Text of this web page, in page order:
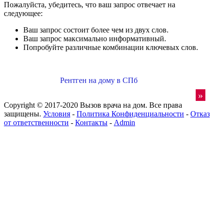
Пожалуйста, убедитесь, что ваш запрос отвечает на
следующее:
Ваш запрос состоит более чем из двух слов.
Ваш запрос максимально информативный.
Попробуйте различные комбинации ключевых слов.
Рентген на дому в СПб
»
Copyright © 2017-2020 Вызов врача на дом. Все права
защищены. Условия - Политика Конфиденциальности - Отказ
от ответственности - Контакты - Admin